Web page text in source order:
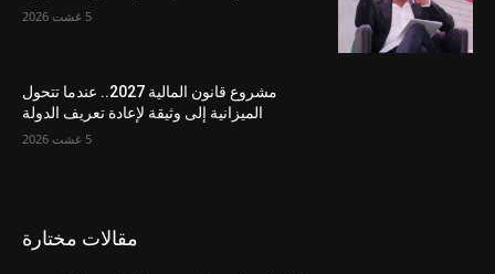
5 غشت 2026
مشروع قانون المالية 2027.. عندما تتحول
الميزانية إلى وثيقة لإعادة تعريف الدولة
5 غشت 2026
مقالات مختارة